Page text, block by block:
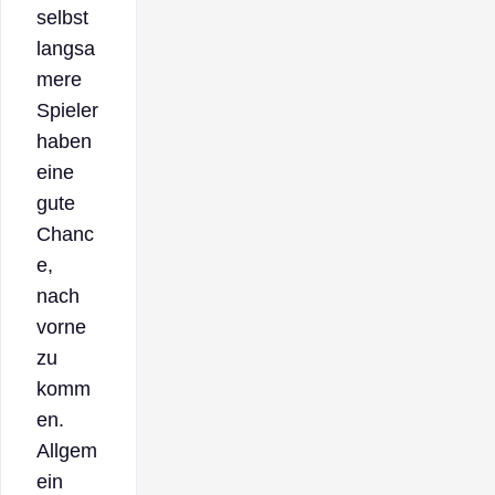
selbst
langsa
mere
Spieler
haben
eine
gute
Chanc
e,
nach
vorne
zu
komm
en.
Allgem
ein